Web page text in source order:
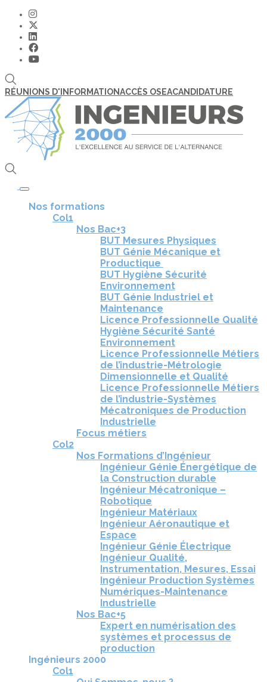
RÉUNIONS D'INFORMATIONACCÈS OSEACANDIDATURE
Toggle navigation
Nos formations
Col1
Nos Bac+3
BUT Mesures Physiques
BUT Génie Mécanique et
Productique
BUT Hygiène Sécurité
Environnement
BUT Génie Industriel et
Maintenance
Licence Professionnelle Qualité
Hygiène Sécurité Santé
Environnement
Licence Professionnelle Métiers
de l’industrie-Métrologie
Dimensionnelle et Qualité
Licence Professionnelle Métiers
de l’industrie-Systèmes
Mécatroniques de Production
Industrielle
Focus métiers
Col2
Nos Formations d’Ingénieur
Ingénieur Génie Énergétique de
la Construction durable
Ingénieur Mécatronique –
Robotique
Ingénieur Matériaux
Ingénieur Aéronautique et
Espace
Ingénieur Génie Électrique
Ingénieur Qualité,
Instrumentation, Mesures, Essai
Ingénieur Production Systèmes
Numériques-Maintenance
Industrielle
Nos Bac+5
Expert en numérisation des
systèmes et processus de
production
Ingénieurs 2000
Col1